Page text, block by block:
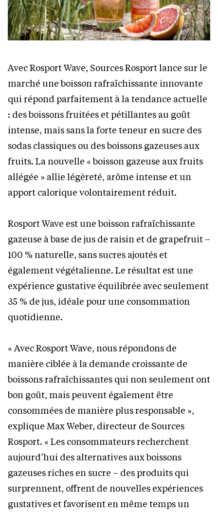
Avec Rosport Wave, Sources Rosport lance sur le
marché une boisson rafraîchissante innovante
qui répond parfaitement à la tendance actuelle
: des boissons fruitées et pétillantes au goût
intense, mais sans la forte teneur en sucre des
sodas classiques ou des boissons gazeuses aux
fruits. La nouvelle « boisson gazeuse aux fruits
allégée » allie légèreté, arôme intense et un
apport calorique volontairement réduit.
Rosport Wave est une boisson rafraîchissante
gazeuse à base de jus de raisin et de grapefruit –
100 % naturelle, sans sucres ajoutés et
également végétalienne. Le résultat est une
expérience gustative équilibrée avec seulement
35 % de jus, idéale pour une consommation
quotidienne.
« Avec Rosport Wave, nous répondons de
manière ciblée à la demande croissante de
boissons rafraîchissantes qui non seulement ont
bon goût, mais peuvent également être
consommées de manière plus responsable »,
explique Max Weber, directeur de Sources
Rosport. « Les consommateurs recherchent
aujourd’hui des alternatives aux boissons
gazeuses riches en sucre – des produits qui
surprennent, offrent de nouvelles expériences
gustatives et favorisent en même temps un